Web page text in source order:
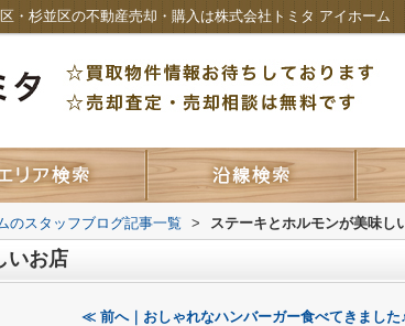
・杉並区の不動産売却・購入は株式会社トミタ アイホーム
のスタッフブログ記事一覧 > ステーキとホルモンが美味し
いお店
≪ 前へ｜おしゃれなハンバーガー食べてきました